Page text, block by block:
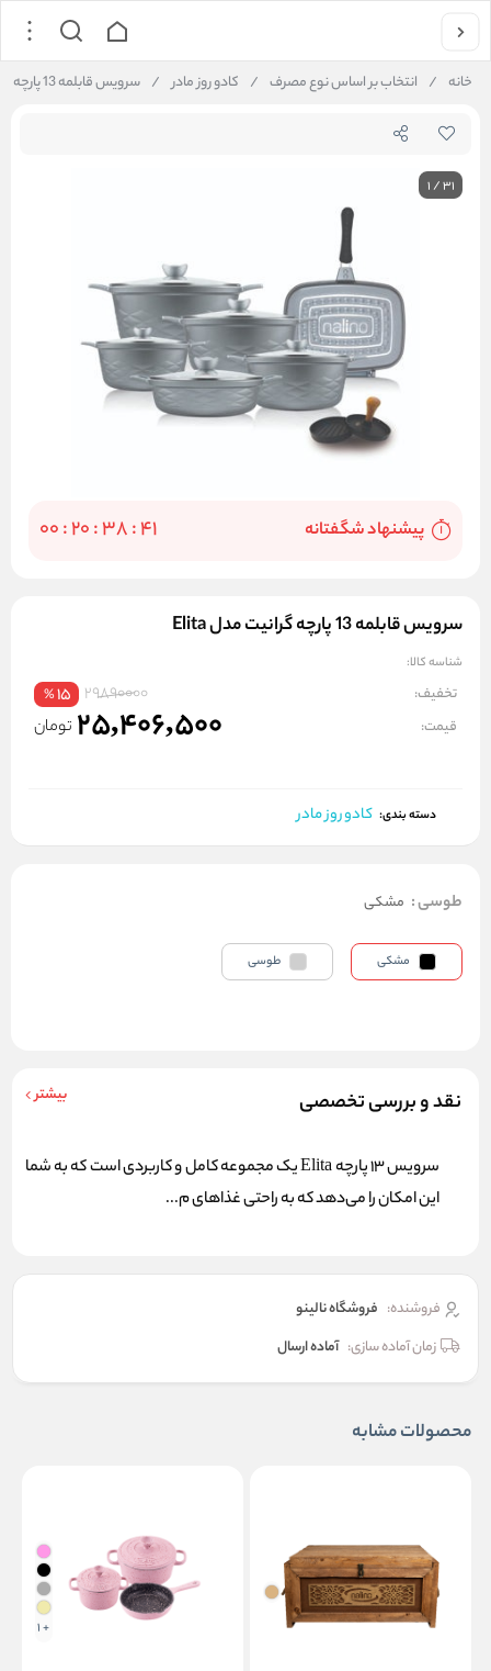
خانه / انتخاب بر اساس نوع مصرف / کادو روز مادر / سرویس قابلمه 13 پارچه گرانیت مدل Elita
1/31
پيشنهاد شگفتانه 00:20:38:41
سرویس قابلمه 13 پارچه گرانیت مدل Elita
شناسه کالا:
تخفیف: 29890000
15
%
قیمت: 25,406,500 تومان
دسته بندی: کادو روز مادر
نقد و بررسی تخصصی بیشتر
سرویس 13 پارچه Elita یک مجموعه کامل و کاربردی است که به شما
این امکان را می‌دهد که به راحتی غذاهای م...
فروشنده: فروشگاه نالینو
زمان آماده سازی: آماده ارسال
طوسی: مشکی
مشکی طوسی
محصولات مشابه
+ 1